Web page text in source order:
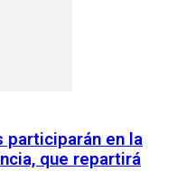
participarán en la
que repartirá